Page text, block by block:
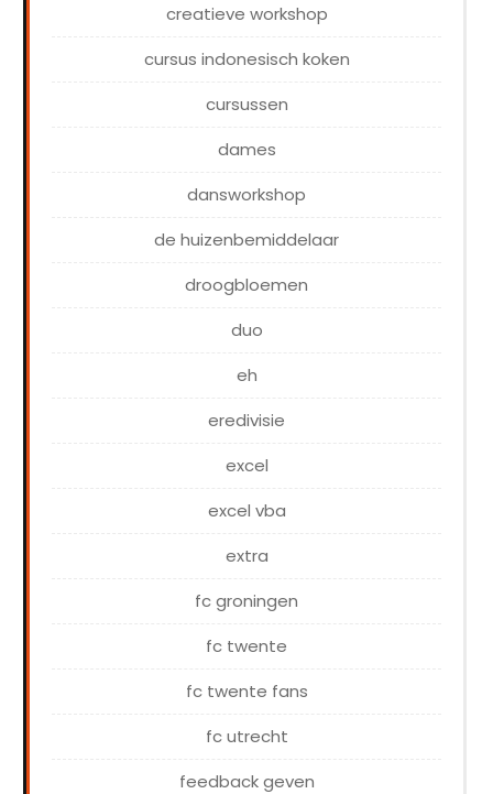
creatieve workshop
cursus indonesisch koken
cursussen
dames
dansworkshop
de huizenbemiddelaar
droogbloemen
duo
eh
eredivisie
excel
excel vba
extra
fc groningen
fc twente
fc twente fans
fc utrecht
feedback geven